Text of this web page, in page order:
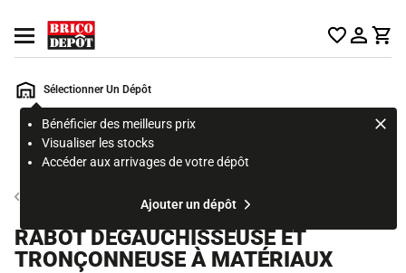
Ouvrir le menu
Sélectionner Un Dépôt
Bénéficier des meilleurs prix
Visualiser les stocks
Accéder aux arrivages de votre dépôt
Ajouter un dépôt
Rechercher
page
RABOT DÉGAUCHISSEUSE ET
TRONÇONNEUSE À MATÉRIAUX